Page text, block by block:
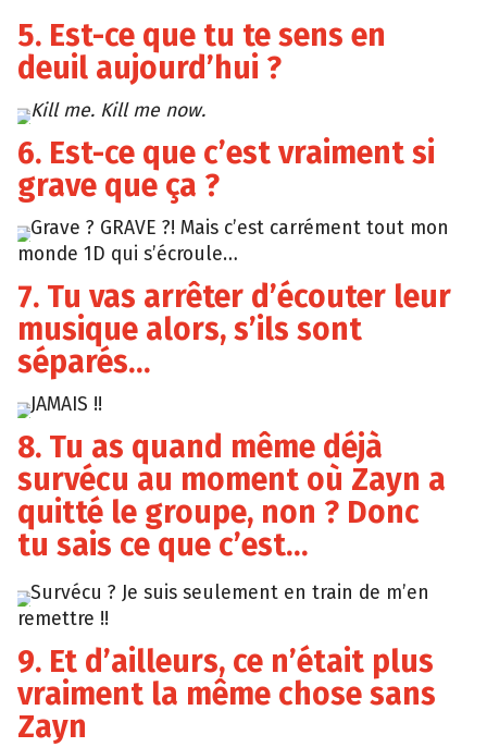
5. Est-ce que tu te sens en
deuil aujourd’hui ?
Giphy
Kill me. Kill me now.
6. Est-ce que c’est vraiment si
grave que ça ?
Giphy
Grave ? GRAVE ?! Mais c’est carrément tout mon
monde 1D qui s’écroule…
7. Tu vas arrêter d’écouter leur
musique alors, s’ils sont
séparés…
Tumblr
JAMAIS !!
8. Tu as quand même déjà
survécu au moment où Zayn a
quitté le groupe, non ? Donc
tu sais ce que c’est…
Giphy
Survécu ? Je suis seulement en train de m’en
remettre !!
9. Et d’ailleurs, ce n’était plus
vraiment la même chose sans
Zayn